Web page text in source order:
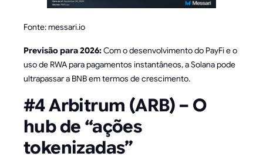
Fonte: messari.io
Previsão para 2026:Com o desenvolvimento do PayFi e o
uso de RWA para pagamentos instantâneos, a Solana pode
ultrapassar a BNB em termos de crescimento.
#4 Arbitrum (ARB) – O
hub de “ações
tokenizadas”